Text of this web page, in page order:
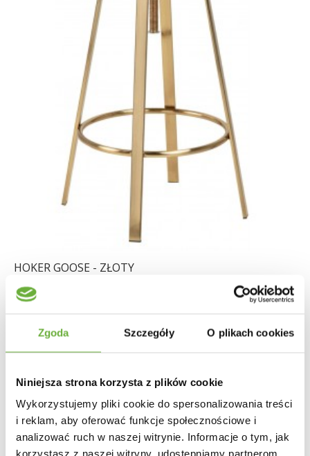
Zgoda Szczegóły O plikach cookies
Niniejsza strona korzysta z plików cookie
Wykorzystujemy pliki cookie do spersonalizowania treści
i reklam, aby oferować funkcje społecznościowe i
analizować ruch w naszej witrynie. Informacje o tym, jak
korzystasz z naszej witryny, udostępniamy partnerom
HOKER GOOSE - ZŁOTY